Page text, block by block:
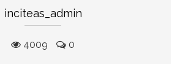
inciteas_admin
4009 0